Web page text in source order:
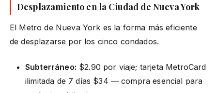
Desplazamiento en la Ciudad de Nueva York
El Metro de Nueva York es la forma más eficiente
de desplazarse por los cinco condados.
Subterráneo: $2.90 por viaje; tarjeta MetroCard
ilimitada de 7 días $34 — compra esencial para